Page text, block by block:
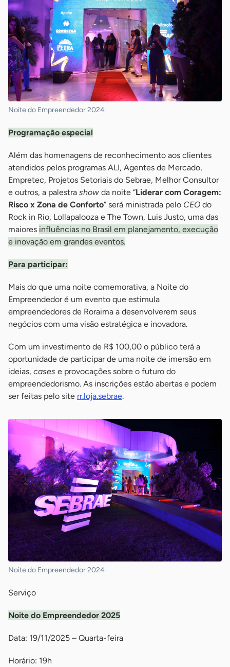
Noite do Empreendedor 2024
Programação especial
Além das homenagens de reconhecimento aos clientes
atendidos pelos programas ALI, Agentes de Mercado,
Empretec, Projetos Setoriais do Sebrae, Melhor Consultor
e outros, a palestra show da noite “Liderar com Coragem:
Risco x Zona de Conforto” será ministrada pelo CEO do
Rock in Rio, Lollapalooza e The Town, Luis Justo, uma das
maiores influências no Brasil em planejamento, execução
e inovação em grandes eventos.
Para participar:
Mais do que uma noite comemorativa, a Noite do
Empreendedor é um evento que estimula
empreendedores de Roraima a desenvolverem seus
negócios com uma visão estratégica e inovadora.
Com um investimento de R$ 100,00 o público terá a
oportunidade de participar de uma noite de imersão em
ideias, cases e provocações sobre o futuro do
empreendedorismo. As inscrições estão abertas e podem
ser feitas pelo site rr.loja.sebrae.
Noite do Empreendedor 2024
Serviço
Noite do Empreendedor 2025
Data: 19/11/2025 – Quarta-feira
Horário: 19h